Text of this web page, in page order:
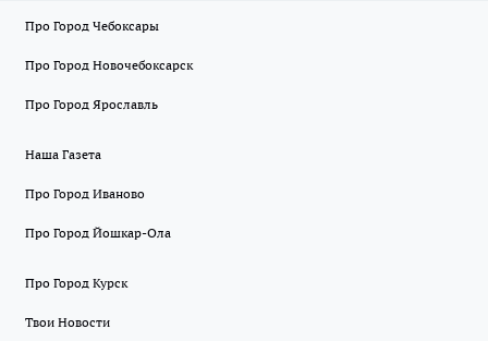
Про Город Чебоксары
Про Город Новочебоксарск
Про Город Ярославль
Наша Газета
Про Город Иваново
Про Город Йошкар-Ола
Про Город Курск
Твои Новости